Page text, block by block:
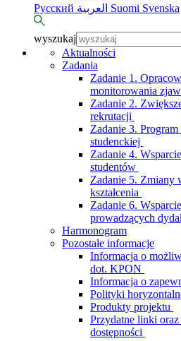
Русский
Suomi Svenska
wyszukaj
Aktualności
Zadania
Zadanie 1.
monitorowania
Zadanie 2.
rekrutacji
Zadanie 3. Program
studenckiej
Zadanie 4.
studentów
Zadanie 5. Zmiany
kształcenia
Zadanie 6.
prowadzących
Harmonogram
Pozostałe informacje
Informacja o
dot. KPON
Informacja o
Polityki
Produkty projektu
Przydatne linki
dostępności